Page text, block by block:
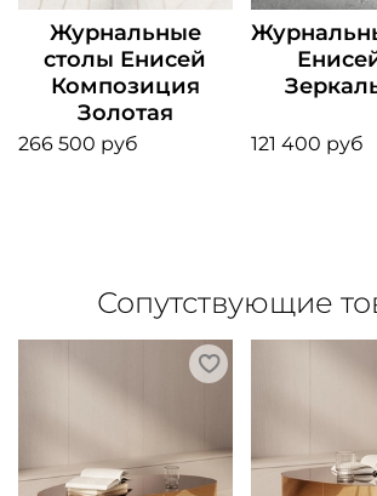
Журнальные
столы Енисей
Композиция
Золотая
266 500 руб 121 400 руб
Сопутствующие